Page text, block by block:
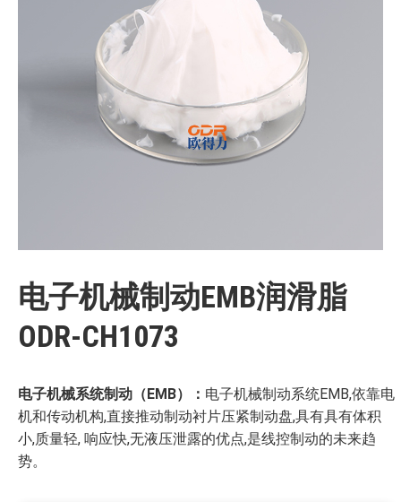
电子机械制动EMB润滑脂
ODR-CH1073
电子机械系统制动（EMB）： 电子机械制动系统EMB,依靠电
机和传动机构,直接推动制动衬片压紧制动盘,具有具有体积
小,质量轻, 响应快,无液压泄露的优点,是线控制动的未来趋
势。